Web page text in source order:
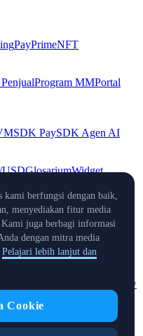
PayPrimeNFT
Program MMPortal
SDK PaySDK Agen AI
USDGlosariumWidget
Proof of
IklimCapitalVerifikasi
TradingView
cipta dilindungi undang-
kami berfungsi dengan baik,
menyediakan fitur media
juga berbagi informasi
dengan mitra media
Pelajari lebih lanjut dan
Cookie